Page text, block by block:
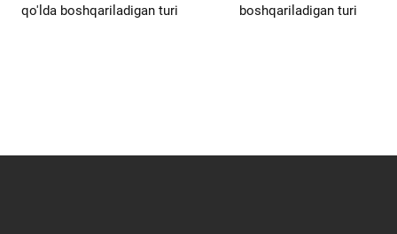
qo'lda boshqariladigan turi
boshqariladigan turi